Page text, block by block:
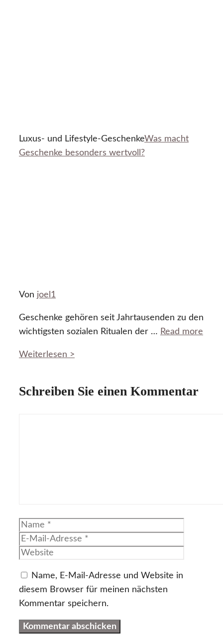
Luxus- und Lifestyle-GeschenkeWas macht
Geschenke besonders wertvoll?
Von joel1
Geschenke gehören seit Jahrtausenden zu den
wichtigsten sozialen Ritualen der … Read more
Weiterlesen >
Schreiben Sie einen Kommentar
Name
Name, E-Mail-Adresse und Website in
diesem Browser für meinen nächsten
Kommentar speichern.